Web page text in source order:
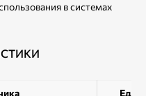
в системах